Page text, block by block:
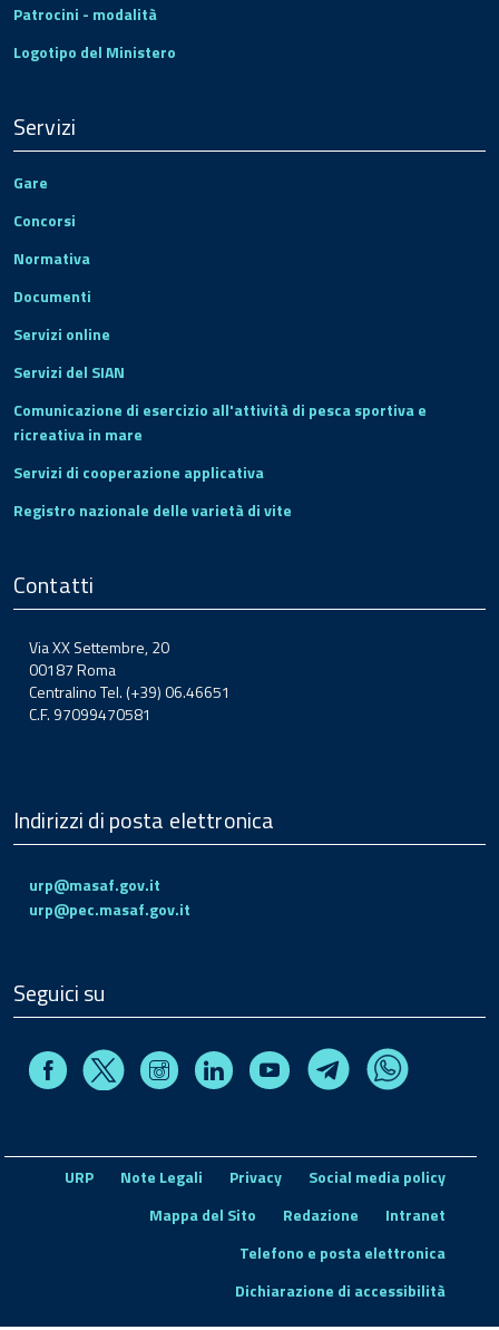
Patrocini - modalità
Logotipo del Ministero
Servizi
Gare
Concorsi
Normativa
Documenti
Servizi online
Servizi del SIAN
Comunicazione di esercizio all'attività di pesca sportiva e
ricreativa in mare
Servizi di cooperazione applicativa
Registro nazionale delle varietà di vite
Contatti
Via XX Settembre, 20
00187 Roma
Centralino Tel. (+39) 06.46651
C.F. 97099470581
Indirizzi di posta elettronica
urp@masaf.gov.it
urp@pec.masaf.gov.it
Seguici su
FacebookX InstagramLinkedin Youtube TelegramWhatsapp
URP Note Legali Privacy
Social media policy
Mappa del Sito
Redazione
Intranet
Telefono e posta elettronica
Dichiarazione di accessibilità